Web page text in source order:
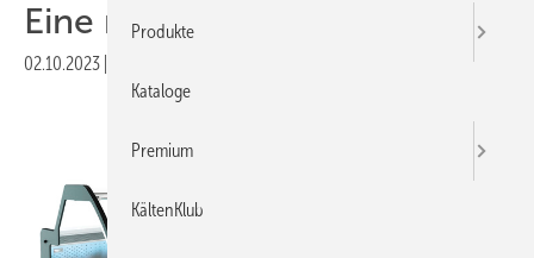
Eine nachhaltige Alternative
02.10.2023
Produkte
Kataloge
Premium
KältenKlub